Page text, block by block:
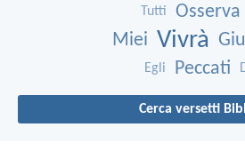
Tutti Osserva
Miei Vivrà
Egli Peccati
Cerca versetti